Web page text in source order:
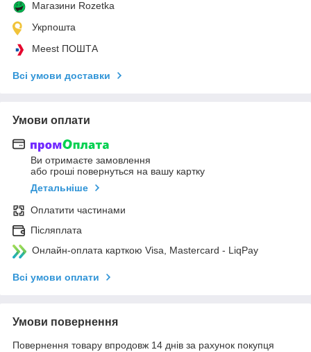
Магазини Rozetka
Укрпошта
Meest ПОШТА
Всі умови доставки
Умови оплати
Ви отримаєте замовлення
або гроші повернуться на вашу картку
Детальніше
Оплатити частинами
Післяплата
Онлайн-оплата карткою Visa, Mastercard - LiqPay
Всі умови оплати
Умови повернення
Повернення товару впродовж 14 днів за рахунок покупця